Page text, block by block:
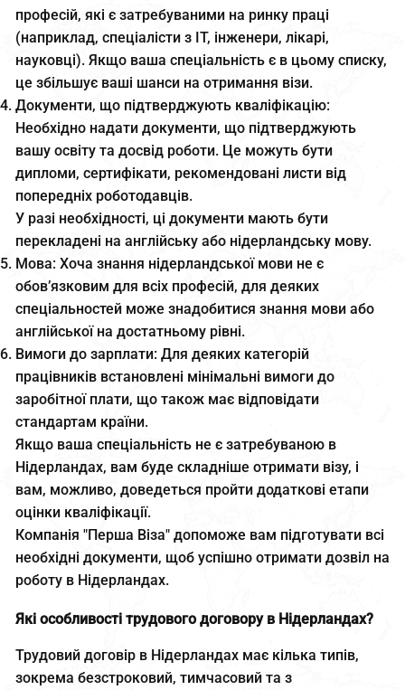
професій, які є затребуваними на ринку праці
(наприклад, спеціалісти з ІТ, інженери, лікарі,
науковці). Якщо ваша спеціальність є в цьому списку,
це збільшує ваші шанси на отримання візи.
Документи, що підтверджують кваліфікацію:
Необхідно надати документи, що підтверджують
вашу освіту та досвід роботи. Це можуть бути
дипломи, сертифікати, рекомендовані листи від
попередніх роботодавців.
У разі необхідності, ці документи мають бути
перекладені на англійську або нідерландську мову.
Мова: Хоча знання нідерландської мови не є
обов’язковим для всіх професій, для деяких
спеціальностей може знадобитися знання мови або
англійської на достатньому рівні.
Вимоги до зарплати: Для деяких категорій
працівників встановлені мінімальні вимоги до
заробітної плати, що також має відповідати
стандартам країни.
Якщо ваша спеціальність не є затребуваною в
Нідерландах, вам буде складніше отримати візу, і
вам, можливо, доведеться пройти додаткові етапи
оцінки кваліфікації.
Компанія "Перша Віза" допоможе вам підготувати всі
необхідні документи, щоб успішно отримати дозвіл на
роботу в Нідерландах.
Які особливості трудового договору в Нідерландах?
Трудовий договір в Нідерландах має кілька типів,
зокрема безстроковий, тимчасовий та з